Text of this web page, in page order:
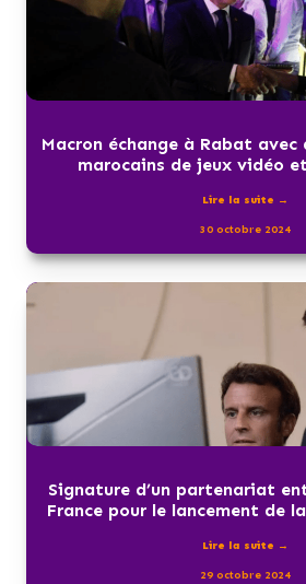
Macron échange à Rabat
marocains de jeux vidéo
Lire la suite →
30 octobre 2024
Signature d’un partenariat
France pour le lancement de
Lire la suite →
29 octobre 2024